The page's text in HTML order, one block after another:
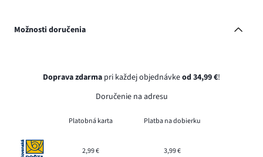
Možnosti doručenia
Doprava zdarma pri každej objednávkeod 34,99 €!
Doručenie na adresu
Platobná karta Platba na dobierku
2,99 € 3,99 €